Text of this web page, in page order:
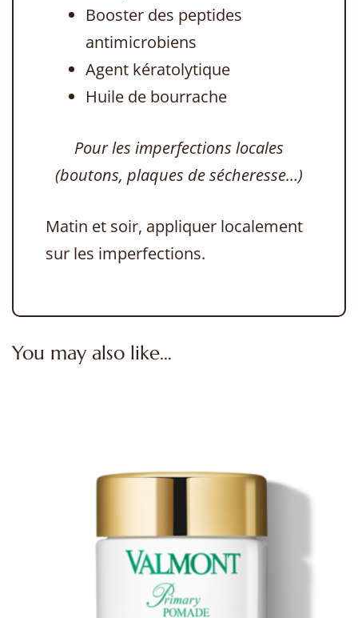
Booster des peptides
antimicrobiens
Agent kératolytique
Huile de bourrache
Pour les imperfections locales
(boutons, plaques de sécheresse…)
Matin et soir, appliquer localement
sur les imperfections.
You may also like…